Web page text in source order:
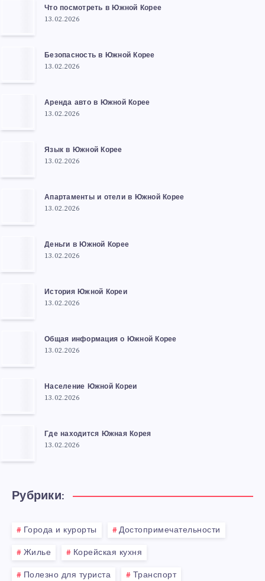
Что посмотреть в Южной Корее
13.02.2026
Безопасность в Южной Корее
13.02.2026
Аренда авто в Южной Корее
13.02.2026
Язык в Южной Корее
13.02.2026
Апартаменты и отели в Южной Корее
13.02.2026
Деньги в Южной Корее
13.02.2026
История Южной Кореи
13.02.2026
Общая информация о Южной Корее
13.02.2026
Население Южной Кореи
13.02.2026
Где находится Южная Корея
13.02.2026
Рубрики:
Города и курорты Достопримечательности
Жилье Корейская кухня
Полезно для туриста Транспорт